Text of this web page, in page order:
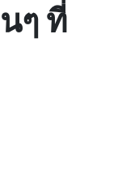
ๆ ที่